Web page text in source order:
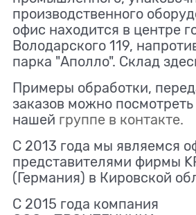
производственного
офис находится в центре
Володарского 119,
парка "Аполло". Склад
Примеры обработки,
заказов можно посмотреть
нашей группе в контакте.
С 2013 года мы являемся
представителями фирмы
(Германия) в Кировской
С 2015 года компания